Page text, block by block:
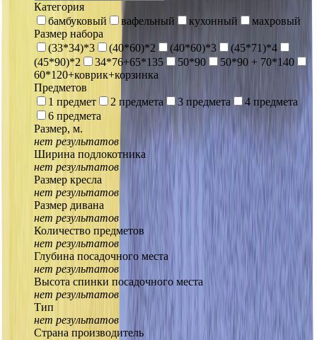
Категория
бамбуковый
вафельный кухонный
махровый
Размер набора
(33*34)*3
(40*60)*2 (40*60)*3
(45*71)*4
(45*90)*2
34*76+65*135 50*90
50*90 + 70*140
60*120+коврик+корзинка
Предметов
1 предмет
2 предмета 3 предмета
4 предмета
6 предмета
Размер, м.
нет результатов
Ширина подлокотника
нет результатов
Размер кресла
нет результатов
Размер дивана
нет результатов
Количество предметов
нет результатов
Глубина посадочного места
нет результатов
Высота спинки посадочного места
нет результатов
Тип
нет результатов
Страна производитель